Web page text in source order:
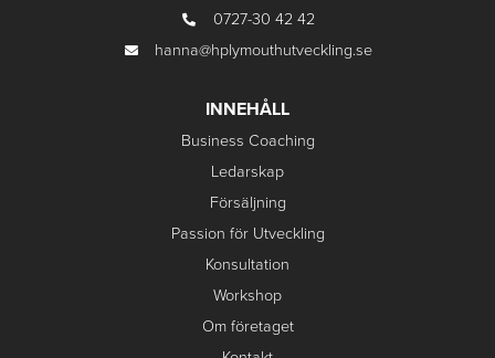
0727-30 42 42
hanna@hplymouthutveckling.se
INNEHÅLL
Business Coaching
Ledarskap
Försäljning
Passion för Utveckling
Konsultation
Workshop
Om företaget